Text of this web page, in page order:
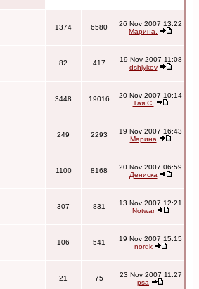
1374 6580
26 Nov 2007 13:22
Марина.
82 417
19 Nov 2007 11:08
dshlykov
3448 19016
20 Nov 2007 10:14
Тая С.
249 2293
19 Nov 2007 16:43
Марина
1100 8168
20 Nov 2007 06:59
Дениска
307 831
13 Nov 2007 12:21
Notwar
106 541
19 Nov 2007 15:15
nordk
21 75
23 Nov 2007 11:27
psa